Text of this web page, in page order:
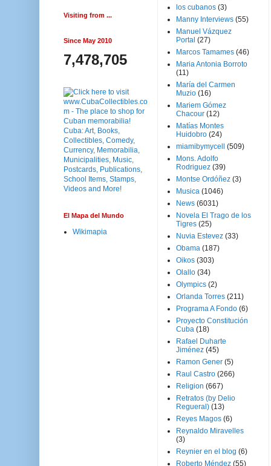
Visiting from ...
Since May 2010
7,478,705
El Mapa del Mundo
Wikimapia
los cubanos (3)
Manny Interviews (55)
Manuel Vázquez
Portal (27)
Marcos Tamames (46)
Maria Antonia Borroto
(11)
María del Carmen
Muzio (16)
Mariem Gómez
Chacour (12)
Matías Montes
Huidobro (24)
miamibymycell
(509)
Mons. Adolfo
Rodriguez (39)
Montse Ordóñez (3)
Musica (1046)
News (6031)
Novela El Trago de los
Tigres (25)
Nuvia Estevez (33)
Obama (187)
Oikos (303)
Olallo (34)
Olympics (2)
Orlanda Torres (211)
Programa A Fondo (6)
Proyecto Constitución
Cuba (18)
Rafael Duharte
Jiménez (45)
Ramon Gener (5)
Raul Castro (266)
Religion (667)
Retratos (by Delio
Regueral) (13)
Reyes Magos (6)
Reynaldo Miravelles
(3)
Reynier en el blog (6)
Roberto Méndez (55)